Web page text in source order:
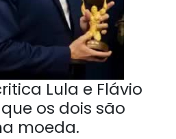
Lula e Flávio
os dois são
moeda.